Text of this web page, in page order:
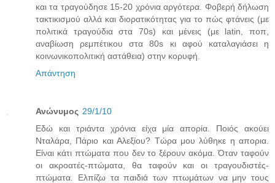
και τα τραγούδησε 15-20 χρόνια αργότερα. Φοβερή δήλωση
τακτικισμού αλλά και διορατικότητας για το πώς φτάνεις (με
πολιτικά τραγούδια στα 70s) και μένεις (με latin, ποπ,
αναβίωση ρεμπέτικου στα 80s κι αφού καταλαγιάσει η
κοινωνικοπολιτική αστάθεια) στην κορυφή.
Απάντηση
Ανώνυμος 29/1/10
Εδώ και τριάντα χρόνια είχα μία απορία. Ποιός ακούει
Νταλάρα, Πάριο και Αλεξίου? Τώρα μου λύθηκε η απορια.
Είναι κάτι πτώματα που δεν το ξέρουν ακόμα. Όταν ταφούν
οι ακροατές-πτώματα, θα ταφούν και οι τραγουδιστές-
πτώματα. Ελπίζω τα παιδιά των πτωμάτων να μην τους